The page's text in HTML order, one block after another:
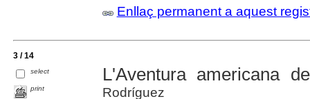
Enllaç permanent a aquest
3 / 14
select
print
L'Aventura americana
Rodríguez